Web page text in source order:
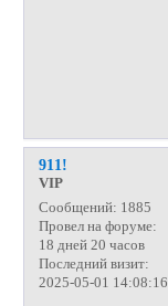
911!
VIP
Сообщений: 1885
Провел на форуме:
18 дней 20 часов
Последний визит:
2025-05-01 14:08:16